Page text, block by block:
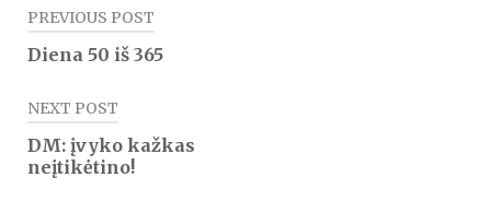
Navigacija
tarp
PREVIOUS POST
Diena 50 iš 365
NEXT POST
DM: įvyko kažkas
neįtikėtino!